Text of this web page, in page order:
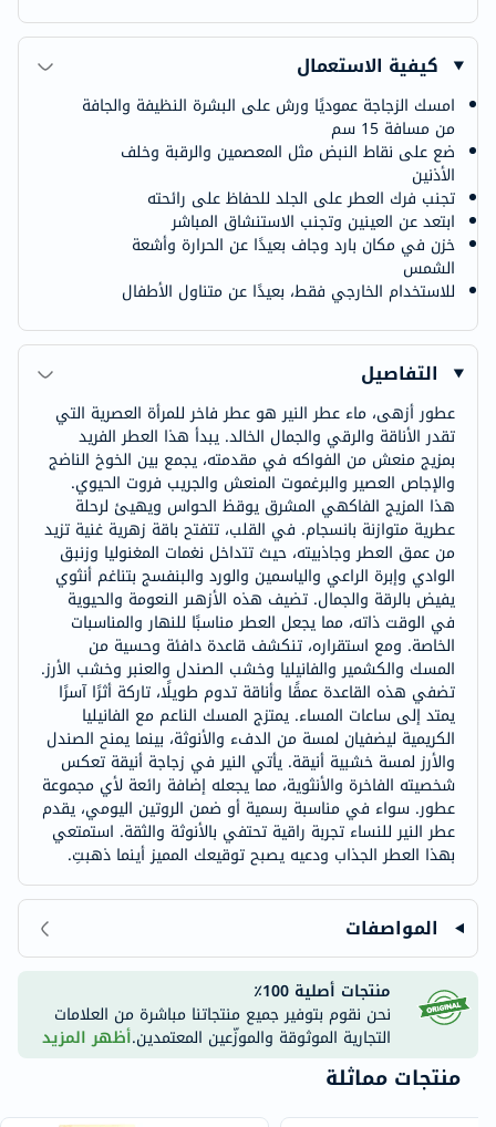
كيفية الاستعمال
امسك الزجاجة عموديًا ورش على البشرة النظيفة والجافة
من مسافة 15 سم
ضع على نقاط النبض مثل المعصمين والرقبة وخلف
الأذنين
تجنب فرك العطر على الجلد للحفاظ على رائحته
ابتعد عن العينين وتجنب الاستنشاق المباشر
خزن في مكان بارد وجاف بعيدًا عن الحرارة وأشعة
الشمس
للاستخدام الخارجي فقط، بعيدًا عن متناول الأطفال
التفاصيل
عطور أزهى، ماء عطر النير هو عطر فاخر للمرأة العصرية التي
تقدر الأناقة والرقي والجمال الخالد. يبدأ هذا العطر الفريد
بمزيج منعش من الفواكه في مقدمته، يجمع بين الخوخ الناضج
والإجاص العصير والبرغموت المنعش والجريب فروت الحيوي.
هذا المزيج الفاكهي المشرق يوقظ الحواس ويهيئ لرحلة
عطرية متوازنة بانسجام. في القلب، تتفتح باقة زهرية غنية تزيد
من عمق العطر وجاذبيته، حيث تتداخل نغمات المغنوليا وزنبق
الوادي وإبرة الراعي والياسمين والورد والبنفسج بتناغم أنثوي
يفيض بالرقة والجمال. تضيف هذه الأزهىر النعومة والحيوية
في الوقت ذاته، مما يجعل العطر مناسبًا للنهار والمناسبات
الخاصة. ومع استقراره، تنكشف قاعدة دافئة وحسية من
المسك والكشمير والفانيليا وخشب الصندل والعنبر وخشب الأرز.
تضفي هذه القاعدة عمقًا وأناقة تدوم طويلًا، تاركة أثرًا آسرًا
يمتد إلى ساعات المساء. يمتزج المسك الناعم مع الفانيليا
الكريمية ليضفيان لمسة من الدفء والأنوثة، بينما يمنح الصندل
والأرز لمسة خشبية أنيقة. يأتي النير في زجاجة أنيقة تعكس
شخصيته الفاخرة والأنثوية، مما يجعله إضافة رائعة لأي مجموعة
عطور. سواء في مناسبة رسمية أو ضمن الروتين اليومي، يقدم
عطر النير للنساء تجربة راقية تحتفي بالأنوثة والثقة. استمتعي
بهذا العطر الجذاب ودعيه يصبح توقيعك المميز أينما ذهبتِ.
المواصفات
منتجات أصلية 100٪
نحن نقوم بتوفير جميع منتجاتنا مباشرة من العلامات
التجارية الموثوقة والموزّعين المعتمدين.أظهر المزيد
منتجات مماثلة